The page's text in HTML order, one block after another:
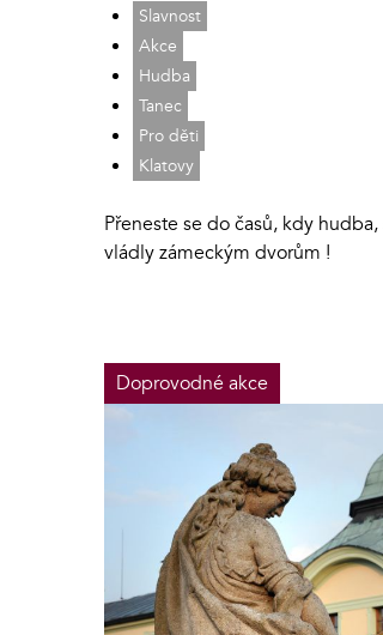
Slavnost
Akce
Hudba
Tanec
Pro děti
Klatovy
Přeneste se do časů, kdy
vládly zámeckým dvorům !
Doprovodné akce